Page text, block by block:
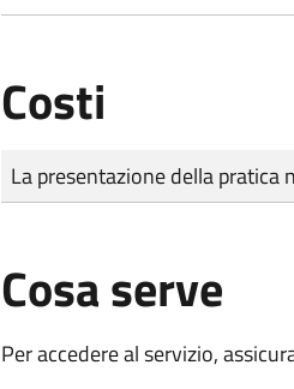
Costi
Tipo di pagamento
Importo
La presentazione della pratica
Cosa serve
Per accedere al servizio,